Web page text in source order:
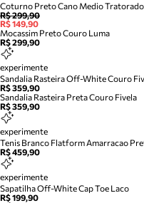
Coturno Preto Cano Medio Tratorado
R$ 299,90
R$ 149,90
Mocassim Preto Couro Luma
R$ 299,90
experimente
Sandalia Rasteira Off-White Couro
R$ 359,90
Sandalia Rasteira Preta Couro Fivela
R$ 359,90
experimente
Tenis Branco Flatform Amarracao
R$ 459,90
experimente
Sapatilha Off-White Cap Toe Laco
R$ 199,90